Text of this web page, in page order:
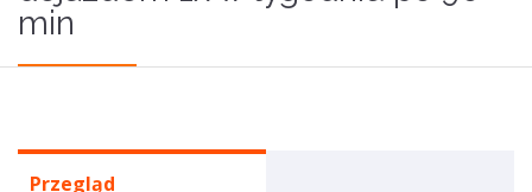
min
Przegląd